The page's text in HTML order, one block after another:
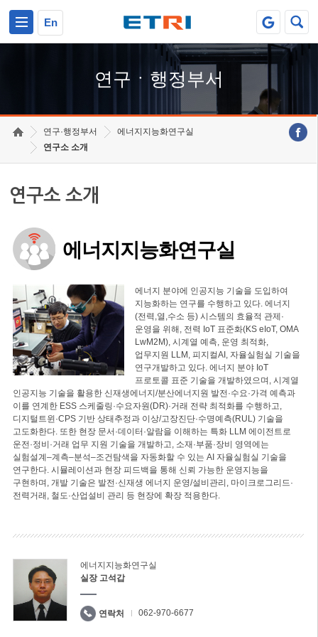
En
연구ㆍ행정부서
연구·행정부서
에너지지능화연구실
연구소 소개
연구소 소개
에너지지능화연구실
에너지 분야에 인공지능 기술을 도입하여
지능화하는 연구를 수행하고 있다. 에너지
(전력,열,수소 등) 시스템의 효율적 관제·
운영을 위해, 전력 IoT 표준화(KS eIoT, OMA
LwM2M), 시계열 예측, 운영 최적화,
업무지원 LLM, 피지컬AI, 자율실험실 기술을
연구개발하고 있다. 에너지 분야 IoT
프로토콜 표준 기술을 개발하였으며, 시계열
인공지능 기술을 활용한 신재생에너지/분산에너지원 발전·수요·가격 예측과
이를 연계한 ESS 스케줄링·수요자원(DR)·거래 전략 최적화를 수행하고,
디지털트윈·CPS 기반 상태추정과 이상/고장진단·수명예측(RUL) 기술을
고도화한다. 또한 현장 문서·데이터·알람을 이해하는 특화 LLM 에이전트로
운전·정비·거래 업무 지원 기술을 개발하고, 소재·부품·장비 영역에는
실험설계–계측–분석–조건탐색을 자동화할 수 있는 AI 자율실험실 기술을
연구한다. 시뮬레이션과 현장 피드백을 통해 신뢰 가능한 운영지능을
구현하며, 개발 기술은 발전·신재생 에너지 운영/설비관리, 마이크로그리드·
전력거래, 철도·산업설비 관리 등 현장에 확장 적용한다.
에너지지능화연구실
실장 고석갑
연락처 062-970-6677